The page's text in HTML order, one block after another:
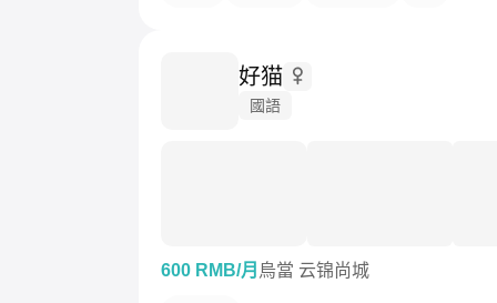
好猫
國語
600 RMB/月 烏當 云锦尚城